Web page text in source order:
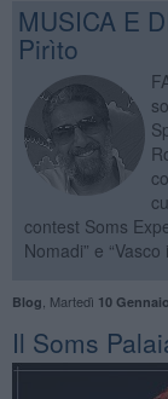
MUSICA E
Pirìto
contest Soms
Nomadi” e
Blog Martedì 10
​Il Soms